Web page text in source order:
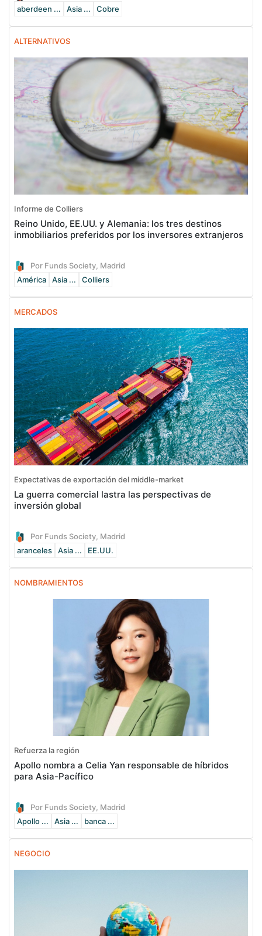
aberdeen ...
Asia ... Cobre
ALTERNATIVOS
Informe de Colliers
Reino Unido, EE.UU. y Alemania: los tres destinos
inmobiliarios preferidos por los inversores extranjeros
Por Funds Society, Madrid
América
Asia ... Colliers
MERCADOS
Expectativas de exportación del middle-market
La guerra comercial lastra las perspectivas de
inversión global
Por Funds Society, Madrid
aranceles
Asia ... EE.UU.
NOMBRAMIENTOS
Refuerza la región
Apollo nombra a Celia Yan responsable de híbridos
para Asia-Pacífico
Por Funds Society, Madrid
Apollo ...
Asia ... banca ...
NEGOCIO